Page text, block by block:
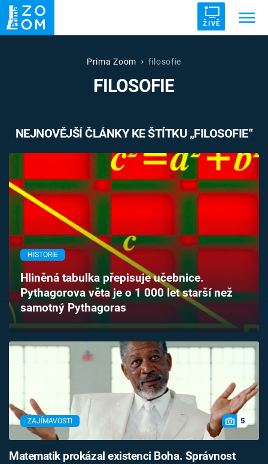
ŽIVĚ
UFO DRUHÁ SVĚTOVÁ VÁLKA
VETŘELCI DÁVNOVĚKU
Témata
Pořady
TV Program
Časopis
Sledujte prima+
Přihlášení
Sledujte nás
Prima Zoom filosofie
FILOSOFIE
NEJNOVĚJŠÍ ČLÁNKY KE ŠTÍTKU „FILOSOFIE“
HISTORIE
Hliněná tabulka přepisuje učebnice.
Pythagorova věta je o 1 000 let starší než
samotný Pythagoras
ZAJÍMAVOSTI 5
Matematik prokázal existenci Boha. Správnost